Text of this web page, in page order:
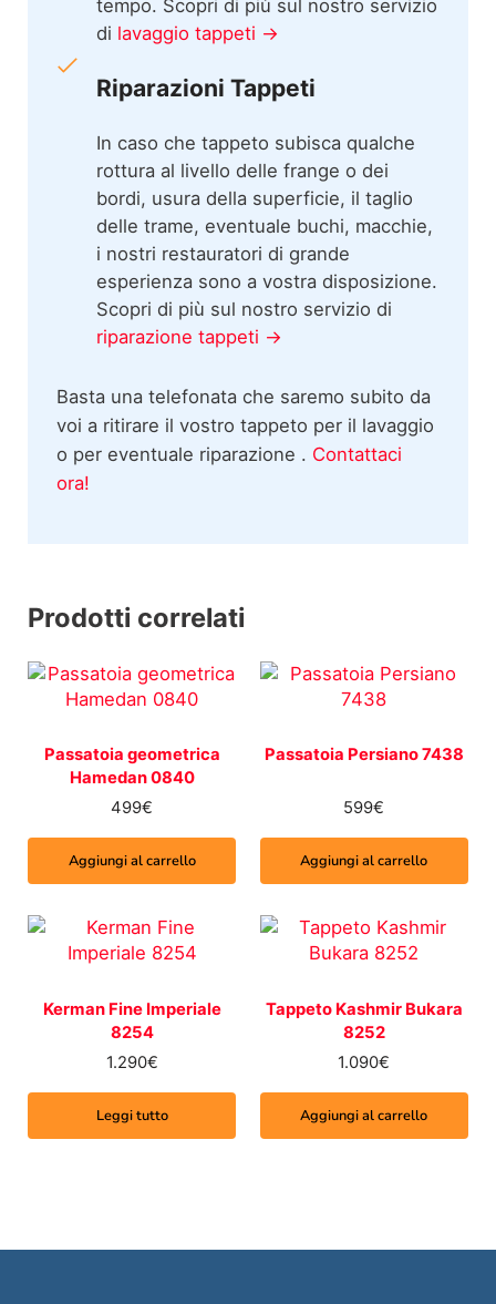
tempo. Scopri di più sul nostro servizio
di lavaggio tappeti →
Riparazioni Tappeti
In caso che tappeto subisca qualche
rottura al livello delle frange o dei
bordi, usura della superficie, il taglio
delle trame, eventuale buchi, macchie,
i nostri restauratori di grande
esperienza sono a vostra disposizione.
Scopri di più sul nostro servizio di
riparazione tappeti →
Basta una telefonata che saremo subito da
voi a ritirare il vostro tappeto per il lavaggio
o per eventuale riparazione . Contattaci
ora!
Prodotti correlati
Passatoia geometrica
Hamedan 0840
499€
Aggiungi al carrello
Passatoia Persiano 7438
599€
Aggiungi al carrello
Kerman Fine Imperiale
8254
1.290€
Leggi tutto
Tappeto Kashmir Bukara
8252
1.090€
Aggiungi al carrello